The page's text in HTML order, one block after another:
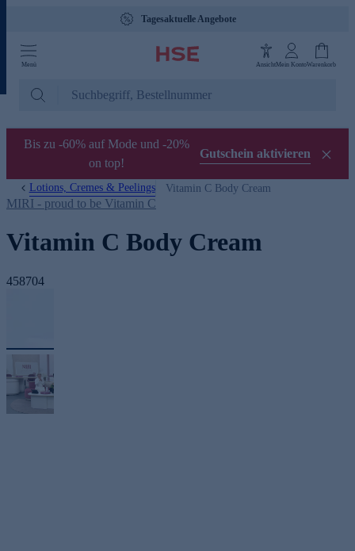
Tagesaktuelle Angebote
Menü AnsichtMein KontoWarenkorb
Bis zu -60% auf Mode und -20%
on top!
Gutschein aktivieren
Lotions, Cremes & Peelings Vitamin C Body Cream
MIRI - proud to be Vitamin C
Vitamin C Body Cream
458704